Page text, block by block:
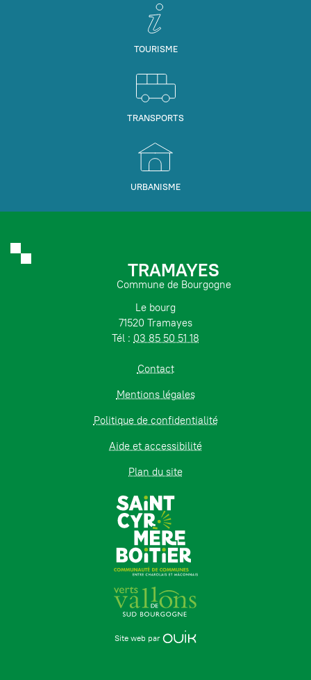
TOURISME
TRANSPORTS
URBANISME
TRAMAYES
Commune de Bourgogne
Le bourg
71520 Tramayes
Tél : 03 85 50 51 18
Contact
Mentions légales
Politique de confidentialité
Aide et accessibilité
Plan du site
Site web par